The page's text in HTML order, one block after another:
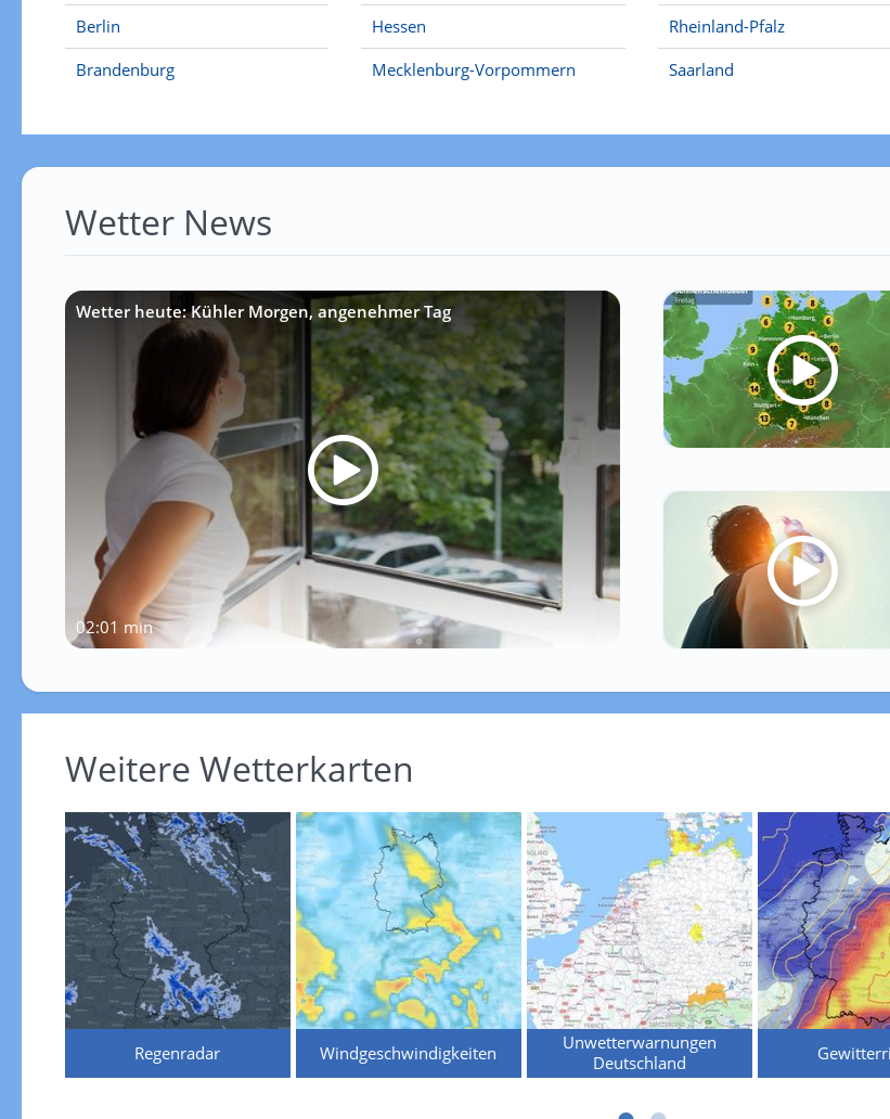
Berlin
Brandenburg
Hessen
Mecklenburg-Vorpommern
Rheinland-Pfalz
Saarland
Wetter News
Wetter heute: Kühler Morgen, angenehmer Tag
02:01 min
Weitere Wetterkarten
Regenradar Windgeschwindigkeiten
Unwetterwarnungen
Deutschland